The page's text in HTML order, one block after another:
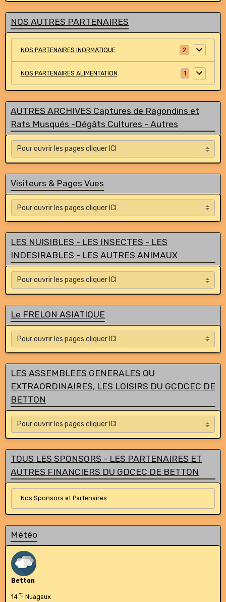
NOS AUTRES PARTENAIRES
NOS PARTENAIRES INORMATIQUE 2
NOS PARTENAIRES ALIMENTATION 1
AUTRES ARCHIVES Captures de Ragondins et
Rats Musqués -Dégâts Cultures - Autres
Visiteurs & Pages Vues
LES NUISIBLES - LES INSECTES - LES
INDESIRABLES - LES AUTRES ANIMAUX
Le FRELON ASIATIQUE
LES ASSEMBLEES GENERALES OU
EXTRAORDINAIRES, LES LOISIRS DU GCDCEC DE
BETTON
TOUS LES SPONSORS - LES PARTENAIRES ET
AUTRES FINANCIERS DU GDCEC DE BETTON
Nos Sponsors et Partenaires
Météo
Betton
14 °C Nuageux